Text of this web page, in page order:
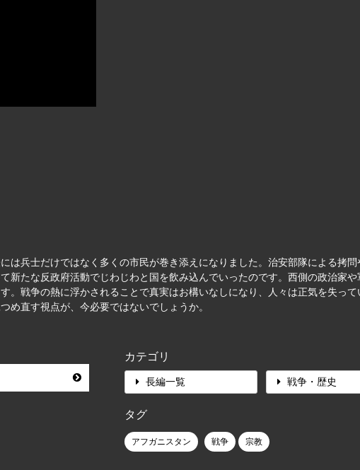
は兵士だけではなく多くの市民が巻き添えになりました。治安部隊による拷
新たな反政府活動でじわじわと国を飲み込んでいったのです。西側の政治家
。戦争の熱に浮かされることで真実はお構いなしになり、人々は正気を失っ
め直す視点が、今必要ではないでしょうか。
カテゴリ
長編一覧 戦争・歴史
タグ
アフガニスタン 戦争 宗教